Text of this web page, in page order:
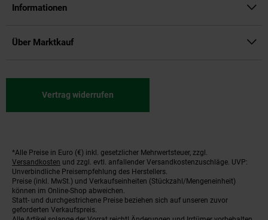
Informationen
Über Marktkauf
Vertrag widerrufen
Fußnoten
*Alle Preise in Euro (€) inkl. gesetzlicher Mehrwertsteuer, zzgl.
Versandkosten und zzgl. evtl. anfallender Versandkostenzuschläge. UVP:
Unverbindliche Preisempfehlung des Herstellers.
Preise (inkl. MwSt.) und Verkaufseinheiten (Stückzahl/Mengeneinheit)
können im Online-Shop abweichen.
Statt- und durchgestrichene Preise beziehen sich auf unseren zuvor
geforderten Verkaufspreis.